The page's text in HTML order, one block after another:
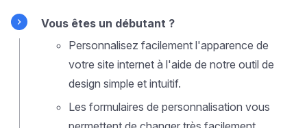
Vous êtes un débutant ?
Personnalisez facilement l'apparence de
votre site internet à l'aide de notre outil de
design simple et intuitif.
Les formulaires de personnalisation vous